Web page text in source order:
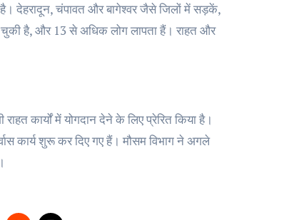
देहरादून, चंपावत और बागेश्वर जैसे जिलों में सड़कें,
है, और 13 से अधिक लोग लापता हैं। राहत और
कार्यों में योगदान देने के लिए प्रेरित किया है।
कार्य शुरू कर दिए गए हैं। मौसम विभाग ने अगले